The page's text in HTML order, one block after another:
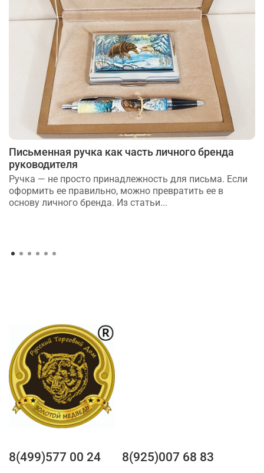
Письменная ручка как часть личного бренда
руководителя
Ручка — не просто принадлежность для письма. Если
оформить ее правильно, можно превратить ее в
основу личного бренда. Из статьи...
8(499)577 00 24
8(925)007 68 83